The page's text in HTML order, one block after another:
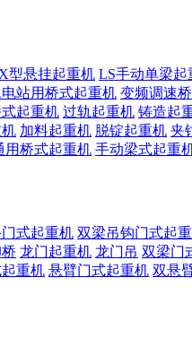
型悬挂起重机 LS手动单梁起
电站用桥式起重机 变频调速
起重机 过轨起重机 铸造起
加料起重机 脱锭起重机 夹
用桥式起重机 手动梁式起重
式起重机 双梁吊钩门式起
龙门起重机 龙门吊 双梁门
重机 悬臂门式起重机 双悬